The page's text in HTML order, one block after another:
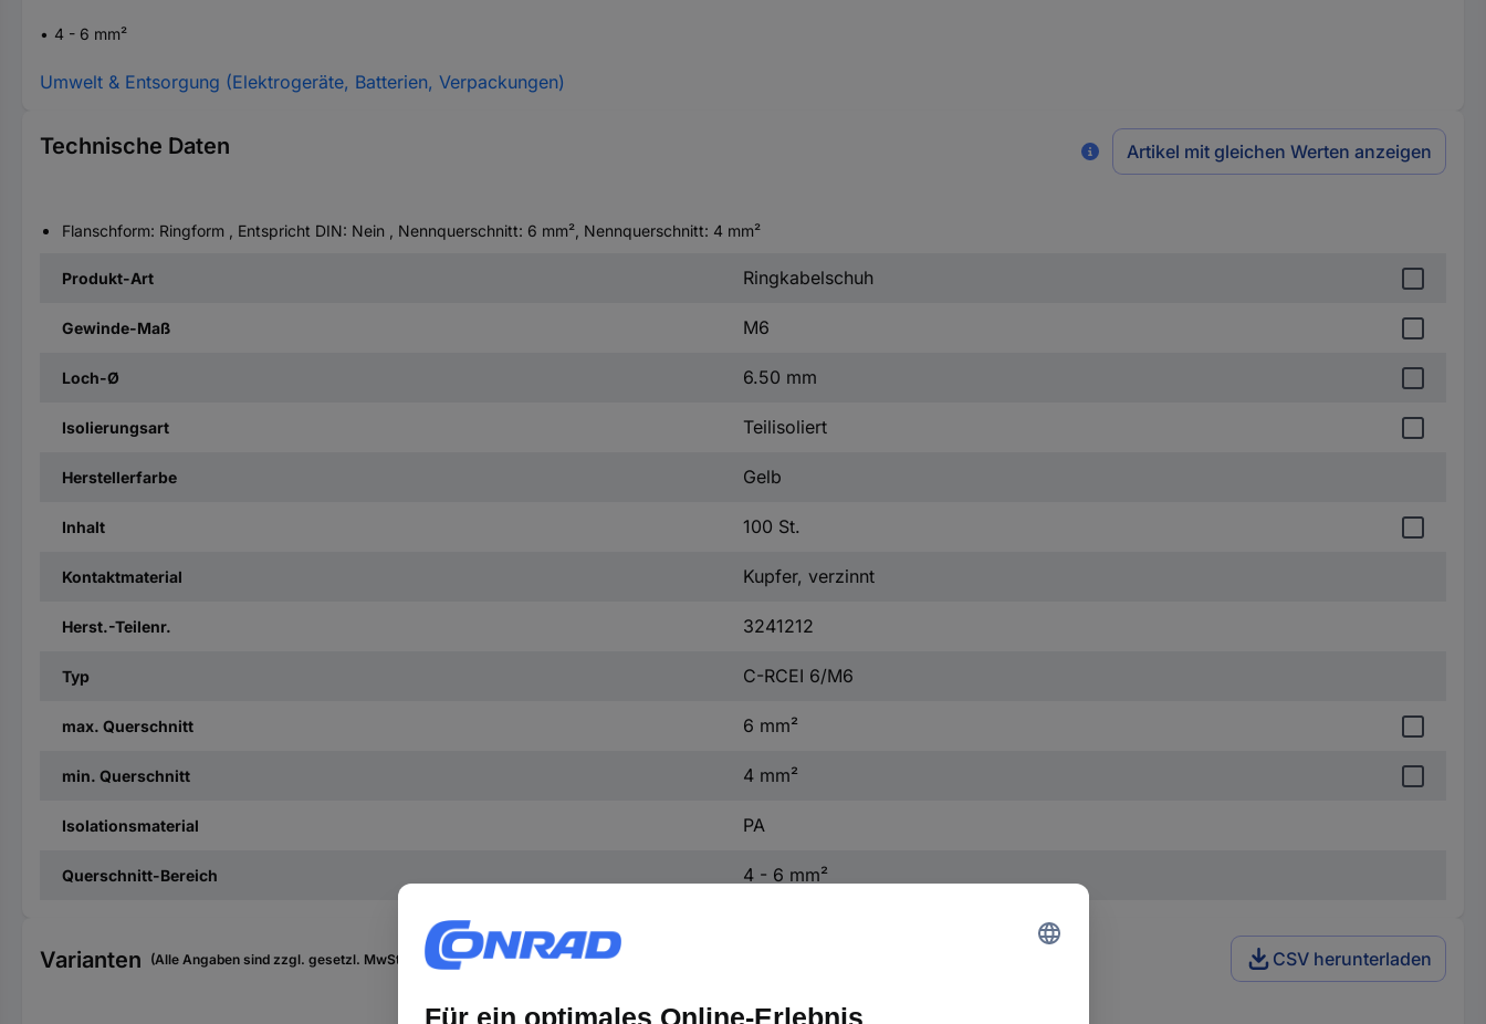
4 - 6 mm²
Umwelt & Entsorgung (Elektrogeräte, Batterien, Verpackungen)
Technische Daten Artikel mit gleichen Werten anzeigen
Flanschform: Ringform , Entspricht DIN: Nein , Nennquerschnitt: 6 mm², Nennquerschnitt: 4 mm²
Produkt-Art Ringkabelschuh
Gewinde-Maß M6
Loch-Ø 6.50 mm
Isolierungsart Teilisoliert
Herstellerfarbe Gelb
Inhalt 100 St.
Kontaktmaterial Kupfer, verzinnt
Herst.-Teilenr. 3241212
Typ C-RCEI 6/M6
max. Querschnitt 6 mm²
min. Querschnitt 4 mm²
Isolationsmaterial PA
Querschnitt-Bereich 4 - 6 mm²
Varianten (Alle Angaben sind zzgl. gesetzl. MwSt., zzgl. Versand) CSV herunterladen